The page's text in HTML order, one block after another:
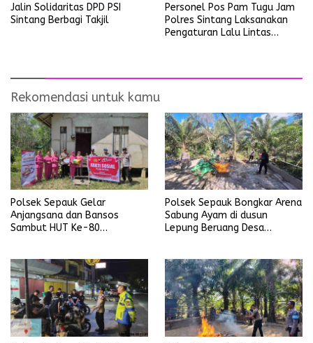
Jalin Solidaritas DPD PSI
Sintang Berbagi Takjil
Personel Pos Pam Tugu Jam
Polres Sintang Laksanakan
Pengaturan Lalu Lintas
Rekomendasi untuk kamu
Polsek Sepauk Gelar
Anjangsana dan Bansos
Sambut HUT Ke-80
Polsek Sepauk Bongkar Arena
Sabung Ayam di dusun
Lepung Beruang Desa